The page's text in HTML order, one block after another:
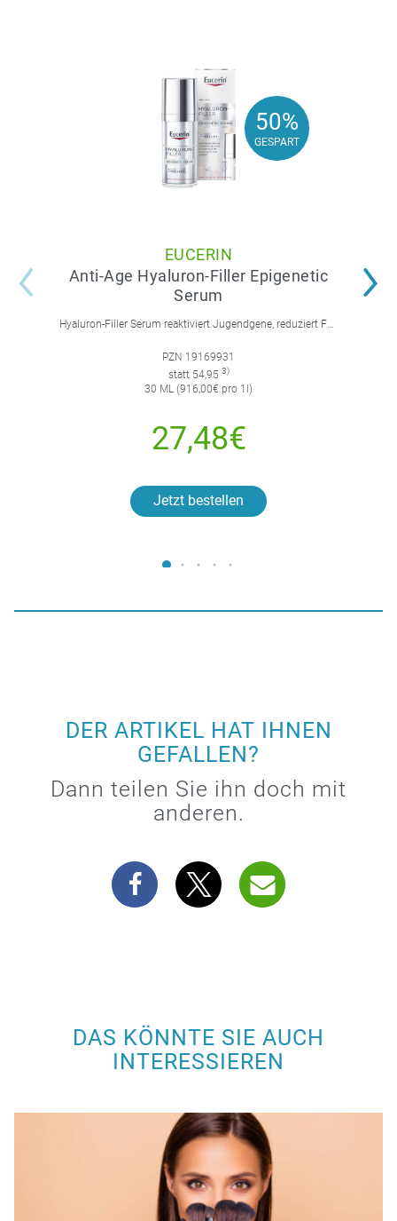
50%
GESPART
50%
GESPART
EUCERIN
Anti-Age Hyaluron-Filler Epigenetic
Serum
Hyaluron-Filler Serum reaktiviert Jugendgene, reduziert Falten und feine Linien, spendet intensive Feuchtigkeit und strafft die Gesichtskonturen.
PZN 19169931
statt 54,95 3)
30 ML (916,00€ pro 1l)
27,48€
Jetzt bestellen
DER ARTIKEL HAT IHNEN
GEFALLEN?
Dann teilen Sie ihn doch mit
anderen.
DAS KÖNNTE SIE AUCH
INTERESSIEREN